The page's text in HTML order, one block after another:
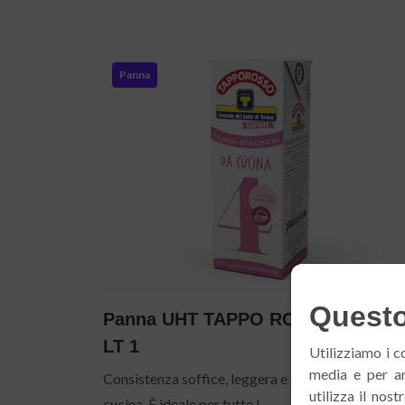
Panna
Panna UHT TAPPO ROSSO 23%
LT 1
Consistenza soffice, leggera e cremosa. Ottima
Utilizziamo i
media e per
utilizza il